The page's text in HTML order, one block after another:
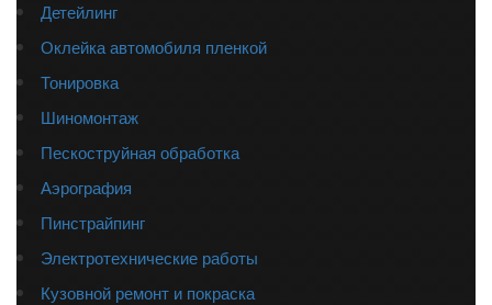
Детейлинг
Оклейка автомобиля пленкой
Тонировка
Шиномонтаж
Пескоструйная обработка
Аэрография
Пинстрайпинг
Электротехнические работы
Кузовной ремонт и покраска